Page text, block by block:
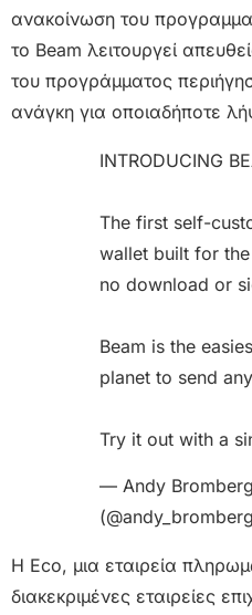
ανακοίνωση του
το Beam λειτουργεί
του προγράμματος
ανάγκη για οποιαδήποτε
INTRODUCING
The first self-
wallet built for
no download or
Beam is the
planet to send
Try it out with a
— Andy Bromberg
Η Eco, μια εταιρεία
διακεκριμένες εταιρείες